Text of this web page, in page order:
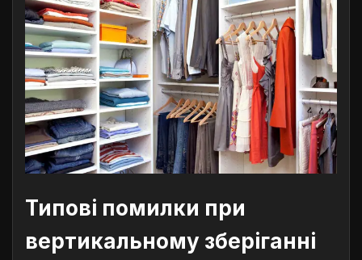
Типові помилки при
вертикальному зберіганні